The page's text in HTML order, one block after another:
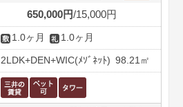
650,000円 15,000円
1.0ヶ月 1.0ヶ月
2LDK+DEN+WIC(ﾒｿﾞﾈｯﾄ) 98.21㎡